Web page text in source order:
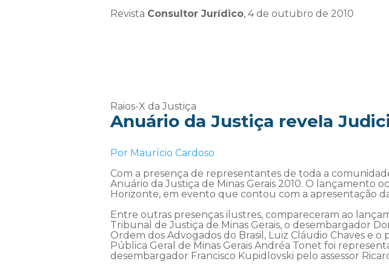
Revista Consultor Jurídico, 4 de outubro de 2010
Raios-X da Justiça
Anuário da Justiça revela
Por Maurício Cardoso
Com a presença de representantes de toda a
Anuário da Justiça de Minas Gerais 2010. O lançamento
Horizonte, em evento que contou com a apresentação
Entre outras presenças ilustres, compareceram ao
Tribunal de Justiça de Minas Gerais, o desembargador
Ordem dos Advogados do Brasil, Luiz Cláudio Chaves e
Pública Geral de Minas Gerais Andréa Tonet foi
desembargador Francisco Kupidlovski pelo assessor